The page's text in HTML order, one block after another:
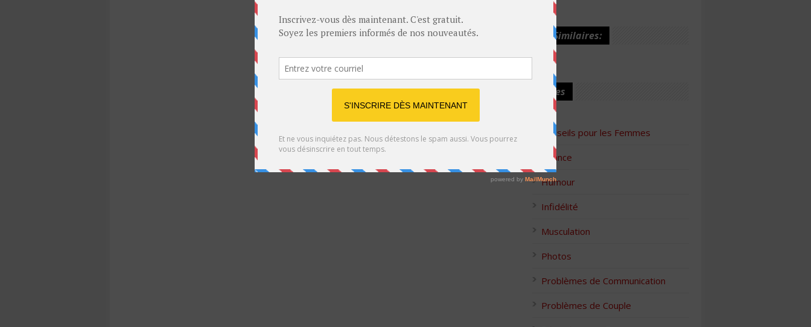
Articles Similaires:
Catégories
Conseils pour les Femmes
Finance
Humour
Infidélité
Musculation
Photos
Problèmes de Communication
Problèmes de Couple